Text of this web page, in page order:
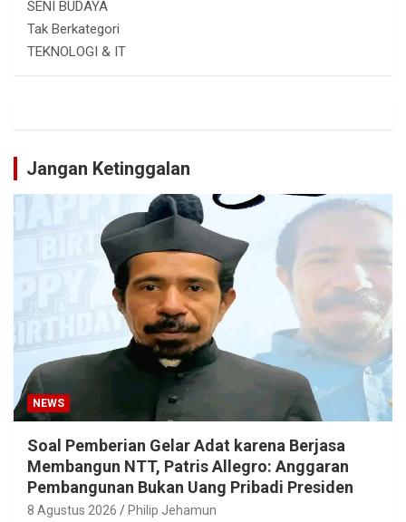
SENI BUDAYA
Tak Berkategori
TEKNOLOGI & IT
Jangan Ketinggalan
NEWS
Soal Pemberian Gelar Adat karena Berjasa
Membangun NTT, Patris Allegro: Anggaran
Pembangunan Bukan Uang Pribadi Presiden
8 Agustus 2026 Philip Jehamun